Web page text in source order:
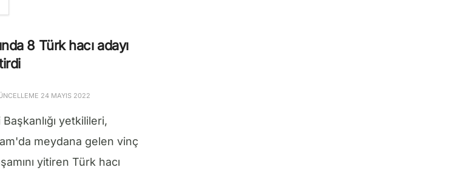
8 Türk hacı adayı
24 MAYIS 2022
yetkilileri,
meydana gelen vinç
yitiren Türk hacı